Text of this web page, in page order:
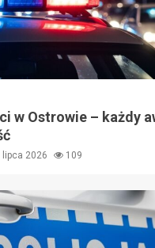
w Ostrowie – każdy
lipca 2026 109